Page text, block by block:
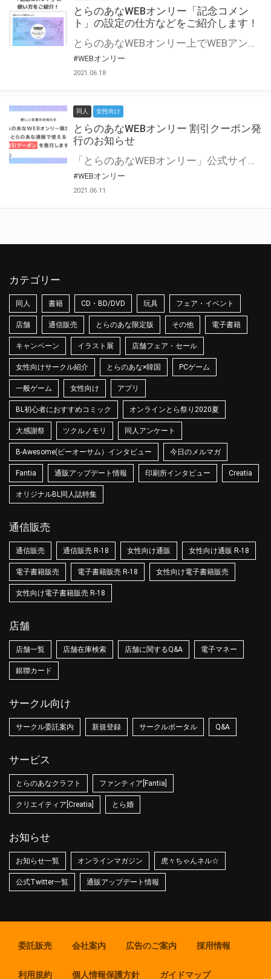
とらのあなWEBオンリー「記念コメン
ト」の設定の仕方などをご紹介します！
とらのあなWEBオンリー上でWEBアンソロジーが作成できる「記念コメント」について、その使い方や作成手順を解説します！ 支援タイプを「サークル参加型」「サークル参加型・マルシェ(イベント会場)機能付き」でお申し込みいただいている主催者様はぜひご活用ください♪ とらのあなWEBオンリーサイトはこちら
#WEBオンリー
2021.06.18
同人 女性向け
とらのあなWEBオンリー 割引クーポン発
行のお知らせ
「とらのあなWEBオンリー」公式サイトでとらのあな通販の「割引クーポン」を配布中！ イベントごとに開催当日限定で使える割引クーポンのシリアルコードを発行します。 とらのあなWEBオンリーのページをチェックして、イベント当日にお得にお買い物を楽しみましょう♪ ※本キャンペーンは予告なく終了する場合がございます。 とらのあなWEBオンリーサイトはこちら
#WEBオンリー
2021.06.11
カテゴリー
同人 書籍 CD・BD/DVD 玩具 フェア・イベント
店舗 通信販売 とらのあな限定版 その他 電子書籍
キャンペーン イラスト展 店舗フェア・セール
女性向けサークル紹介 とらのあな×韓国 PCゲーム
一般ゲーム 女性向け アプリ
BL初心者におすすめコミック オンラインとら祭り2020夏
大感謝祭 ツクルノモリ 同人アンケート
B-Awesome(ビーオーサム）インタビュー 今日のメルマガ
Fantia 通販アップデート情報 印刷所インタビュー Creatia
オリジナルBL同人誌特集
通信販売
通信販売 通信販売 R-18 女性向け通販 女性向け通販 R-18
電子書籍販売 電子書籍販売 R-18 女性向け電子書籍販売
女性向け電子書籍販売 R-18
店舗
店舗一覧 店舗在庫検索 店舗に関するQ&A 電子マネー
銀聯カード
サークル向け
サークル委託案内 新規登録 サークルポータル Q&A
サービス
とらのあなクラフト ファンティア[Fantia]
クリエイティア[Creatia] とら婚
お知らせ
お知らせ一覧 オンラインマガジン 虎々ちゃんネル☆
公式Twitter一覧 通販アップデート情報
委託販売 会社案内 広告のご案内 採用情報
利用規約 個人情報保護方針 ガイドマップ